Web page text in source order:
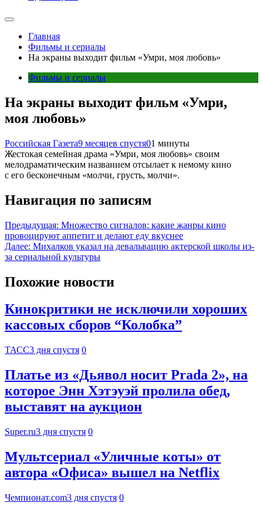
Главная
Фильмы и сериалы
На экраны выходит фильм «Умри, моя любовь»
Фильмы и сериалы
На экраны выходит фильм «Умри,
моя любовь»
Российская Газета9 месяцев спустя01 минуты
Жестокая семейная драма «Умри, моя любовь» своим
мелодраматическим названием отсылает к немому кино
с его бесконечным «молчи, грусть, молчи».
Навигация по записям
Предыдущая: Множество сигналов: какие жанры кино
провоцируют аппетит и делают еду вкуснее
Далее: Михалков указал на девальвацию актерской школы из-
за сериальной культуры
Похожие новости
Кинокритики не исключили хороших
кассовых сборов “Колобка”
ТАСС3 дня спустя 0
Платье из «Дьявол носит Prada 2», на
которое Энн Хэтэуэй пролила обед,
выставят на аукцион
Super.ru3 дня спустя 0
Мультсериал «Уличные коты» от
автора «Офиса» вышел на Netflix
Чемпионат.com3 дня спустя 0